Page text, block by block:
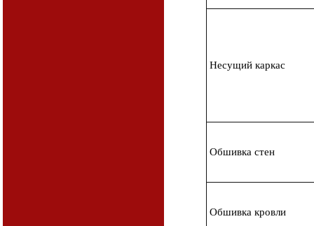
Несущий каркас
Обшивка стен
Обшивка кровли